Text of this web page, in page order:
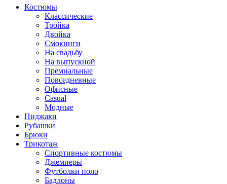
Костюмы
Классические
Тройка
Двойка
Смокинги
На свадьбу
На выпускной
Премиальные
Повседневные
Офисные
Casual
Модные
Пиджаки
Рубашки
Брюки
Трикотаж
Спортивные костюмы
Джемперы
Футболки поло
Бадлоны